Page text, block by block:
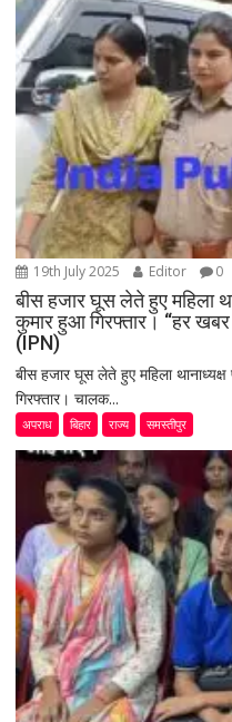
19th July 2025 Editor 0
बीस हजार घूस लेते हुए महिला
कुमार हुआ गिरफ्तार। “हर
(IPN)
बीस हजार घूस लेते हुए महिला
गिरफ्तार। चालक...
अपराध बिहार राज्य समस्तीपुर